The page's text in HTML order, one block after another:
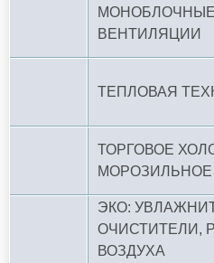
ВЕНТИЛЯЦИИ
ТЕПЛОВАЯ
ТОРГОВОЕ
ЭКО:
ОЧИСТИТЕЛИ,
ВОЗДУХА